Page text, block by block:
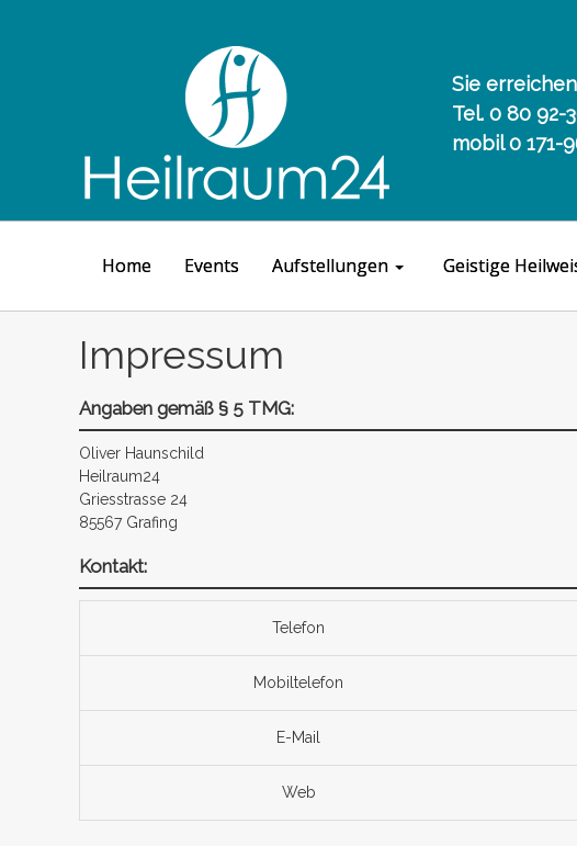
Sie
Tel. 0 80 92-
mobil 0 171-
Home Events Aufstellungen Geistige
Impressum
Angaben gemäß § 5 TMG:
Oliver Haunschild
Heilraum24
Griesstrasse 24
85567 Grafing
Kontakt:
Telefon
Mobiltelefon
E-Mail
Web